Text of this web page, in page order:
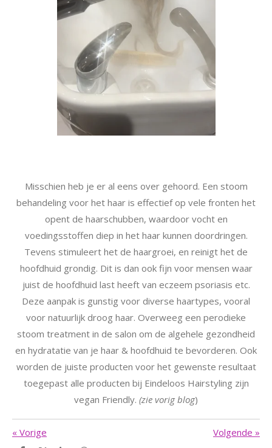
Misschien heb je er al eens over gehoord. Een stoom
behandeling voor het haar is effectief op vele fronten het
opent de haarschubben, waardoor vocht en
voedingsstoffen diep in het haar kunnen doordringen.
Tevens stimuleert het de haargroei, en reinigt het de
hoofdhuid grondig. Dit is dan ook fijn voor mensen waar
juist de hoofdhuid last heeft van eczeem psoriasis etc.
Deze aanpak is gunstig voor diverse haartypes, vooral
voor natuurlijk droog haar. Overweeg een perodieke
stoom treatment in de salon om de algehele gezondheid
en hydratatie van je haar & hoofdhuid te bevorderen. Ook
worden de juiste producten voor het gewenste resultaat
toegepast alle producten bij Eindeloos Hairstyling zijn
vegan Friendly. (zie vorig blog)
« Vorige Volgende »